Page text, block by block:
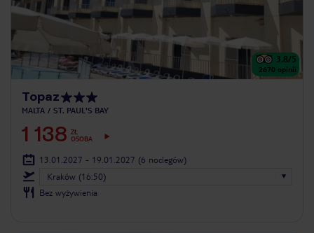
3.8/5
2670 opinii
Topaz
MALTA ST. PAUL'S BAY
1 138 ZŁ
OSOBA
13.01.2027 - 19.01.2027 (6 noclegów)
Kraków (16:50)
Bez wyżywienia